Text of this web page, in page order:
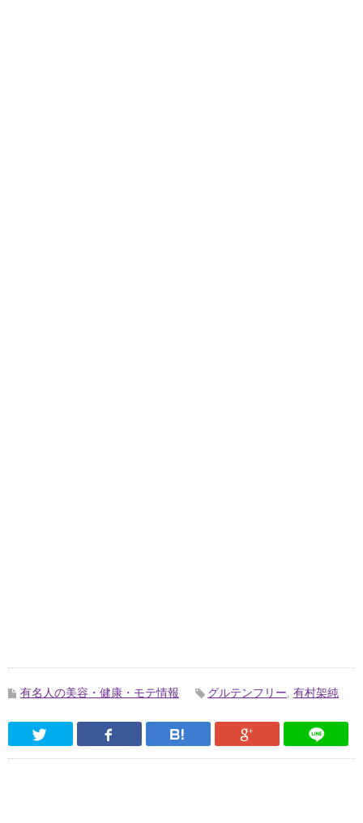
有名人の美容・健康・モテ情報 グルテンフリー 有村架純
Twitter Facebook はてなブックマーク
Google